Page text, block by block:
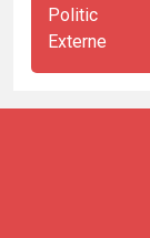
Politic
Externe